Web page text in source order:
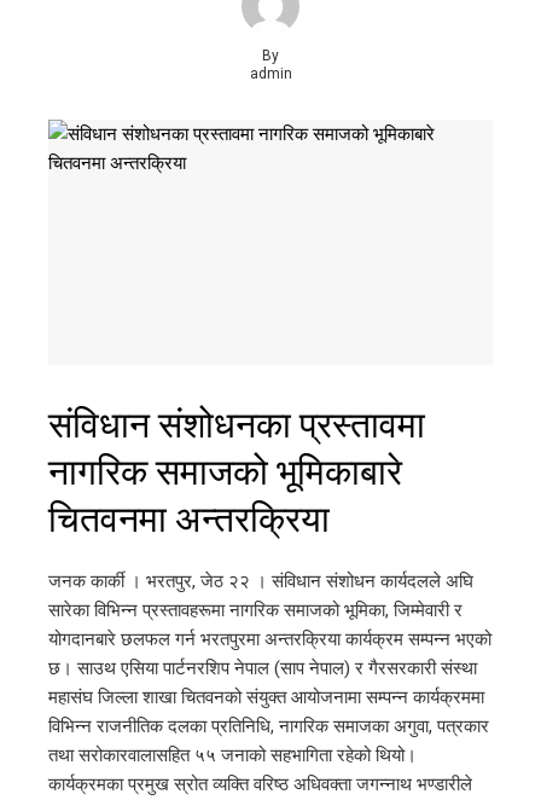
By
admin
संविधान संशोधनका प्रस्तावमा
नागरिक समाजको भूमिकाबारे
चितवनमा अन्तरक्रिया
जनक कार्की । भरतपुर, जेठ २२ । संविधान संशोधन कार्यदलले अघि
सारेका विभिन्न प्रस्तावहरूमा नागरिक समाजको भूमिका, जिम्मेवारी र
योगदानबारे छलफल गर्न भरतपुरमा अन्तरक्रिया कार्यक्रम सम्पन्न भएको
छ। साउथ एसिया पार्टनरशिप नेपाल (साप नेपाल) र गैरसरकारी संस्था
महासंघ जिल्ला शाखा चितवनको संयुक्त आयोजनामा सम्पन्न कार्यक्रममा
विभिन्न राजनीतिक दलका प्रतिनिधि, नागरिक समाजका अगुवा, पत्रकार
तथा सरोकारवालासहित ५५ जनाको सहभागिता रहेको थियो।
कार्यक्रमका प्रमुख स्रोत व्यक्ति वरिष्ठ अधिवक्ता जगन्नाथ भण्डारीले